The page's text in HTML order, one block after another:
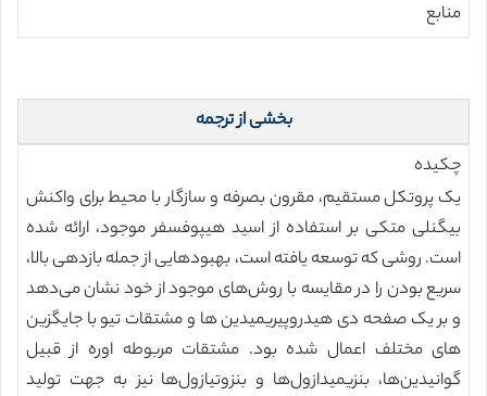
منابع
بخشی از ترجمه
چکیده
یک پروتکل مستقیم، مقرون بصرفه و سازگار با محیط برای واکنش
بیگنلی متکی بر استفاده از اسید هیپوفسفر موجود، ارائه شده
است. روشی که توسعه یافته است، بهبودهایی از جمله بازدهی بالا،
سریع بودن را در مقایسه با روش‌های موجود از خود نشان می‌دهد
و بر یک صفحه دی هیدروپیریمیدین ها و مشتقات تیو با جایگزین
های مختلف اعمال شده بود. مشتقات مربوطه اوره از قبیل
گوانیدین‌ها، بنزیمیدازول‌ها و بنزوتیازول‌ها نیز به جهت تولید